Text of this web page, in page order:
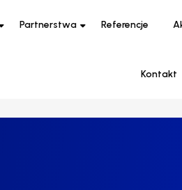
Partnerstwa Referencje
Kontakt